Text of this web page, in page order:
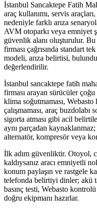
İstanbul Sancaktepe Fatih
araç kullanımı, servis
nedeniyle farklı arıza
AVM otoparkı veya emniyet
güvenlik alanı oluşturulur.
firması çağrısında standart
modeli, arıza belirtisi,
değerlendirilir.
İstanbul sancaktepe fatih
firması arayan sürücüler
klima soğutmaması,
çalışmaması, araç buzdolabı
sigorta atması gibi acil
aynı parçadan
alternatör, kompresör veya
İlk adım güvenliktir. Otoyol,
kaldıysanız aracı emniyetli
konum paylaşın ve rastgele
telefonda belirtiyi dinler; akü
basınç testi, Webasto
doğru ekipmanı hazırlar.